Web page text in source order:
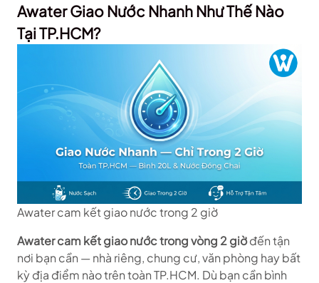
Awater Giao Nước Nhanh Như Thế Nào
Tại TP.HCM?
Awater cam kết giao nước trong 2 giờ
Awater cam kết giao nước trong vòng 2 giờđến tận
nơi bạn cần — nhà riêng, chung cư, văn phòng hay bất
kỳ địa điểm nào trên toàn TP.HCM. Dù bạn cần bình